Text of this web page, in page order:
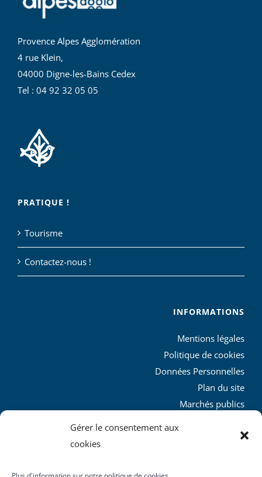
Gérer le consentement aux
cookies
Provence Alpes Agglomération
4 rue Klein,
04000 Digne-les-Bains Cedex
Tel : 04 92 32 05 05
PRATIQUE !
Tourisme
Contactez-nous !
INFORMATIONS
Mentions légales
Politique de cookies
Données Personnelles
Plan du site
Marchés publics
L’agglo recrute